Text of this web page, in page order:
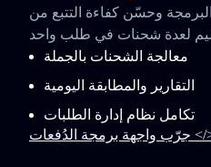
وحسّن كفاءة التتبع من
لعدة شحنات في طلب واحد
معالجة الشحنات بالجملة
التقارير والمطابقة اليومية
تكامل نظام إدارة الطلبات
برمجة الدُفعات </>